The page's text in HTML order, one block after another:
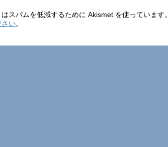
スパムを低減するために Akismet を使っています。
さい。